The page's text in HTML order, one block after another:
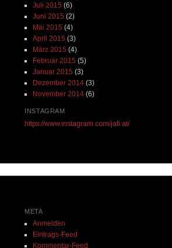
Juli 2015 (6)
Juni 2015 (2)
Mai 2015 (4)
April 2015 (3)
März 2015 (4)
Februar 2015 (5)
Januar 2015 (3)
Dezember 2014(3)
November 2014(6)
INSTAGRAM
https://www.instagram.com/jafi.at/
META
Anmelden
Eintrags-Feed
Kommentar-Feed